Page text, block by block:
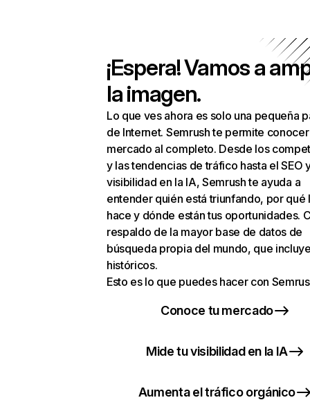
¡Espera! Vamos a
la imagen.
Lo que ves ahora es solo una pequeña
de Internet. Semrush te permite
mercado al completo. Desde los
y las tendencias de tráfico hasta el SEO
visibilidad en la IA, Semrush te ayuda a
entender quién está triunfando, por qué
hace y dónde están tus oportunidades.
respaldo de la mayor base de datos de
búsqueda propia del mundo, que
históricos.
Esto es lo que puedes hacer con
Conoce tu mercado
Mide tu visibilidad en la IA
Aumenta el tráfico orgánico